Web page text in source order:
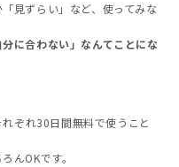
見ずらい」など、使ってみな
分に合わない」なんてことにな
ぞれ30日間無料で使うこと
んOKです。